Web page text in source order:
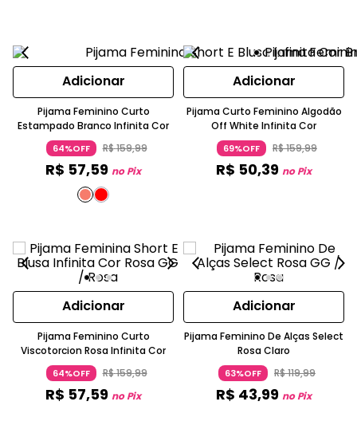
Adicionar
Pijama Feminino Curto
Estampado Branco Infinita Cor
64%OFF R$159,99
R$ 57,59 no Pix
Adicionar
Pijama Curto Feminino Algodão
Off White Infinita Cor
69%OFF R$159,99
R$ 50,39 no Pix
Adicionar
Pijama Feminino Curto
Viscotorcion Rosa Infinita Cor
64%OFF R$159,99
R$ 57,59 no Pix
Adicionar
Pijama Feminino De Alças Select
Rosa Claro
63%OFF R$119,99
R$ 43,99 no Pix